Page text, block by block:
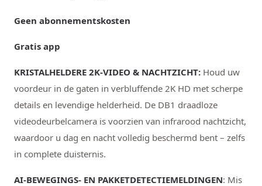
Geen abonnementskosten
Gratis app
KRISTALHELDERE 2K-VIDEO & NACHTZICHT: Houd uw
voordeur in de gaten in verbluffende 2K HD met scherpe
details en levendige helderheid. De DB1 draadloze
videodeurbelcamera is voorzien van infrarood nachtzicht,
waardoor u dag en nacht volledig beschermd bent – zelfs
in complete duisternis.
AI-BEWEGINGS- EN PAKKETDETECTIEMELDINGEN: Mis